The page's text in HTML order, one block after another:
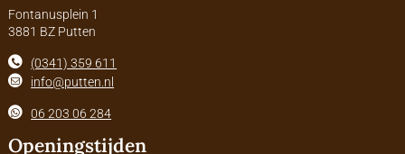
Fontanusplein 1
3881 BZ Putten
(0341) 359 611
info@putten.nl
06 203 06 284
Openingstijden